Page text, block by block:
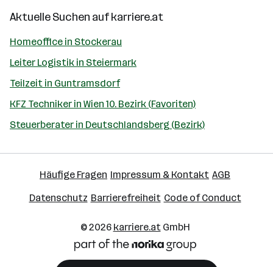
Aktuelle Suchen aufkarriere.at
Homeoffice in Stockerau
Leiter Logistik in Steiermark
Teilzeit in Guntramsdorf
KFZ Techniker in Wien 10. Bezirk (Favoriten)
Steuerberater in Deutschlandsberg (Bezirk)
Häufige Fragen Impressum & Kontakt AGB
Datenschutz Barrierefreiheit Code of Conduct
© 2026 karriere.atGmbH